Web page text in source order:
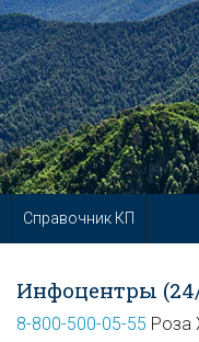
Справочник КП
Инфоцентры
8-800-500-05-55 Роза